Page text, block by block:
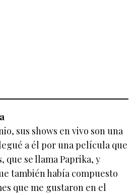
sus shows en vivo son una
a él por una película que
que se llama Paprika, y
también había compuesto
que me gustaron en el